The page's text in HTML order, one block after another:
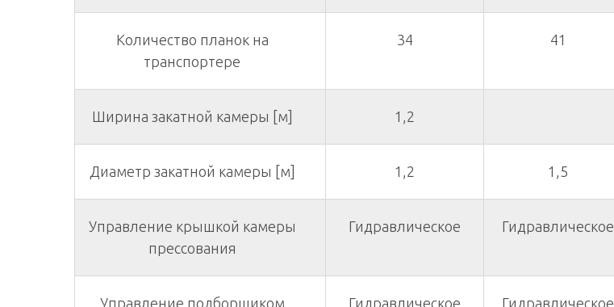
Количество планок на
транспортере
34 41
Ширина закатной камеры [м] 1,2
Диаметр закатной камеры [м] 1,2 1,5
Управление крышкой камеры
прессования
Гидравлическое Гидравлическое
Управление подборщиком Гидравлическое Гидравлическое